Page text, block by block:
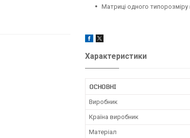
Матриці одного
Характеристики
ОСНОВНІ
Виробник
Країна виробник
Матеріал